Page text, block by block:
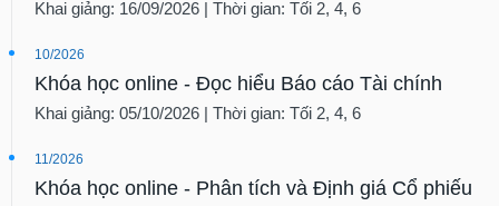
Khai giảng: 16/09/2026 | Thời gian: Tối 2, 4, 6
10/2026
Khóa học online - Đọc hiểu Báo cáo Tài chính
Khai giảng: 05/10/2026 | Thời gian: Tối 2, 4, 6
11/2026
Khóa học online - Phân tích và Định giá Cổ phiếu